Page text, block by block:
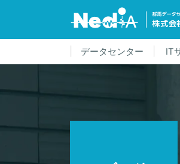
データセンター IT